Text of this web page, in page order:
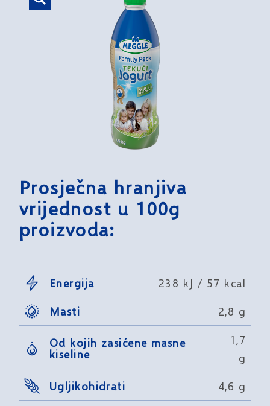
Prosječna hranjiva
vrijednost u 100g
proizvoda:
Energija 238 kJ / 57 kcal
Masti 2,8 g
Od kojih zasićene masne
kiseline
1,7
g
Ugljikohidrati 4,6 g